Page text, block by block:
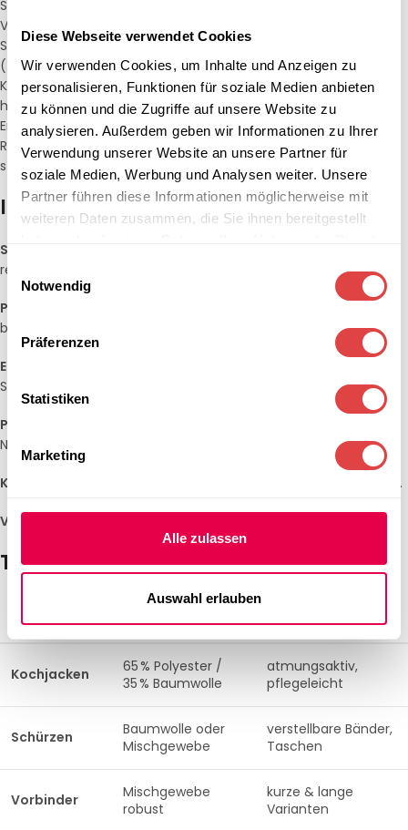
Diese Webseite verwendet Cookies
Wir verwenden Cookies, um Inhalte und Anzeigen zu
personalisieren, Funktionen für soziale Medien anbieten
zu können und die Zugriffe auf unsere Website zu
analysieren. Außerdem geben wir Informationen zu Ihrer
Verwendung unserer Website an unsere Partner für
soziale Medien, Werbung und Analysen weiter. Unsere
Partner führen diese Informationen möglicherweise mit
weiteren Daten zusammen, die Sie ihnen bereitgestellt
Einwilligungsauswahl
Notwendig
Präferenzen
Statistiken
Marketing
Alle zulassen
Auswahl erlauben
Servicepersonal braucht: von klassischen Kochjacken und
Vorbindern bis zu langen Schürzen und bequemen
Servicehosen. Gefertigt aus strapazierfähigen Mischgeweben
(z. B. 65 % Polyester / 35 % Baumwolle) bieten die
Kleidungsstücke optimalen Tragekomfort, einfache Pflege und
hohe Farbstabilität auch nach vielen Waschgängen.
Ergonomische Schnitte, praktische Taschen und verstellbare
Riemen sorgen für perfekte Passform und Funktionalität im
stressigen Arbeitsalltag.
Ihre Vorteile auf einen Blick
Strapazierfähige Materialien
reine Baumwolle
Pflegeleicht
bügelleicht
Ergonomische Schnitte
Schichten
Praktische Details
Nackenbänder
Klassische Farben – Weiß, Schwarz, Anthrazit, Bordeaux u. v. m.
Vielfältige Größen
Typische Produktvarianten
KATEGORIE MATERIALIEN BESONDERHEITEN
Kochjacken
65 % Polyester /
35 % Baumwolle
atmungsaktiv,
pflegeleicht
Schürzen
Baumwolle oder
Mischgewebe
verstellbare Bänder,
Taschen
Vorbinder
Mischgewebe
robust
kurze & lange
Varianten